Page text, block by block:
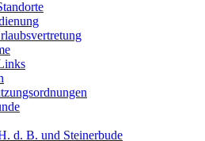
d. B. und Steinerbude